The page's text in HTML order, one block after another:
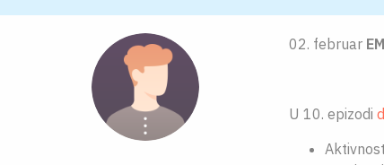
02. februar
U 10. epizodi